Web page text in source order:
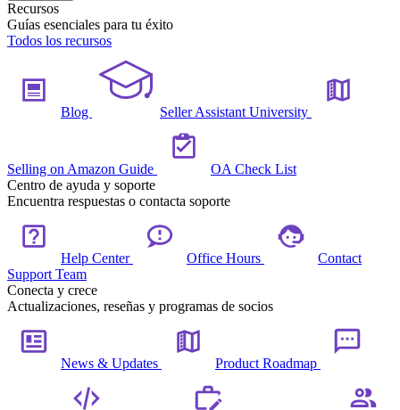
Recursos
Guías esenciales para tu éxito
Todos los recursos
Blog Seller Assistant University
Selling on Amazon Guide
OA Check List
Centro de ayuda y soporte
Encuentra respuestas o contacta soporte
Help Center Office Hours
Contact
Support Team
Conecta y crece
Actualizaciones, reseñas y programas de socios
News & Updates Product Roadmap